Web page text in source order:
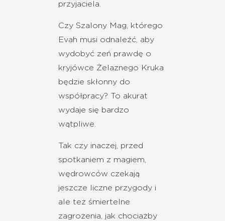
przyjaciela.
Czy Szalony Mag, którego
Evah musi odnaleźć, aby
wydobyć zeń prawdę o
kryjówce Żelaznego Kruka
będzie skłonny do
współpracy? To akurat
wydaje się bardzo
wątpliwe.
Tak czy inaczej, przed
spotkaniem z magiem,
wędrowców czekają
jeszcze liczne przygody i
ale też śmiertelne
zagrożenia, jak chociażby